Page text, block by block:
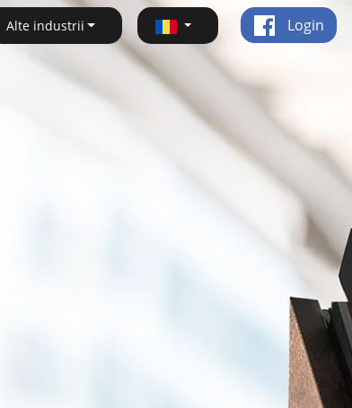
Alte industrii Login